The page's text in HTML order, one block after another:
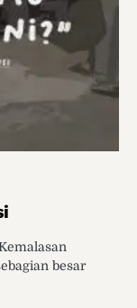
besar